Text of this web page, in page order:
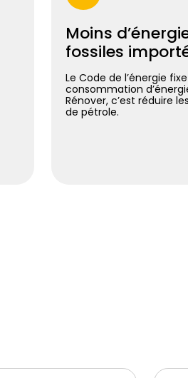
Moins
fossiles
Le Code de l’énergie
consommation
Rénover, c’est réduire
de pétrole.